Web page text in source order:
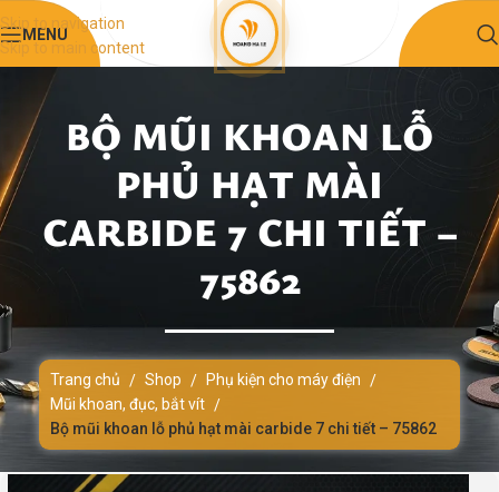
Skip to navigation
Skip to main content
MENU
BỘ MŨI KHOAN LỖ
PHỦ HẠT MÀI
CARBIDE 7 CHI TIẾT –
75862
Trang chủ / Shop / Phụ kiện cho máy điện /
Mũi khoan, đục, bắt vít /
Bộ mũi khoan lỗ phủ hạt mài carbide 7 chi tiết – 75862